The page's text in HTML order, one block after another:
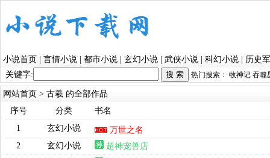
小说首页 言情小说 都市小说 玄幻小说 武侠小说 科幻小说
历史
关键字:
热门搜索： 牧神记 吞噬
网站首页 > 古羲 的全部作品
序号
分类
书名
1
玄幻小说
万世之名
2
玄幻小说
超神宠兽店